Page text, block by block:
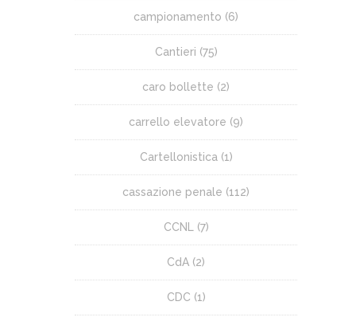
campionamento (6)
Cantieri (75)
caro bollette (2)
carrello elevatore (9)
Cartellonistica(1)
cassazione penale (112)
CCNL(7)
CdA (2)
CDC (1)